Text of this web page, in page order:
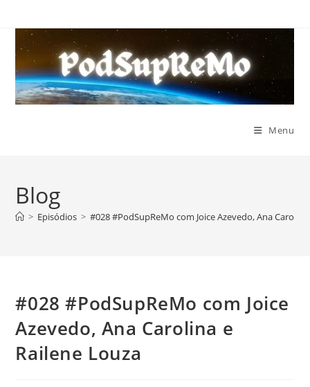
para
conteúdo
Menu
Blog
> Episódios > #028 #PodSupReMo com Joice Azevedo, Ana
#028 #PodSupReMo com Joice
Azevedo, Ana Carolina e
Railene Louza